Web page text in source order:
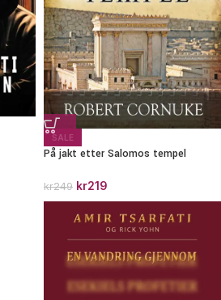
SALE
På jakt etter Salomos tempel
kr249 kr219